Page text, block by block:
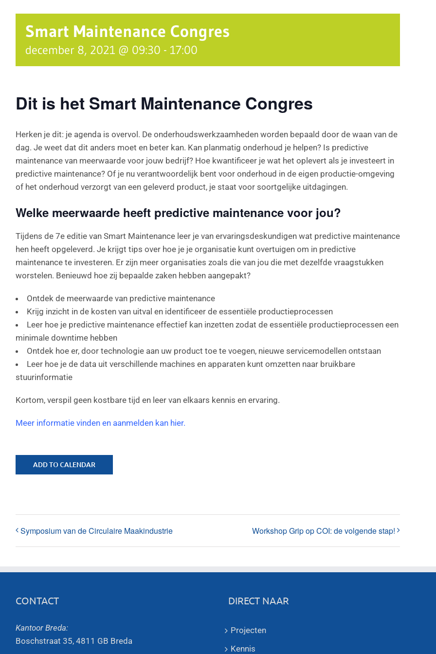
Smart Maintenance Congres
december 8, 2021 @ 09:30 - 17:00
Dit is het Smart Maintenance Congres
Herken je dit: je agenda is overvol. De onderhoudswerkzaamheden worden bepaald door de waan van de
dag. Je weet dat dit anders moet en beter kan. Kan planmatig onderhoud je helpen? Is predictive
maintenance van meerwaarde voor jouw bedrijf? Hoe kwantificeer je wat het oplevert als je investeert in
predictive maintenance? Of je nu verantwoordelijk bent voor onderhoud in de eigen productie-omgeving
of het onderhoud verzorgt van een geleverd product, je staat voor soortgelijke uitdagingen.
Welke meerwaarde heeft predictive maintenance voor jou?
Tijdens de 7e editie van Smart Maintenance leer je van ervaringsdeskundigen wat predictive maintenance
hen heeft opgeleverd. Je krijgt tips over hoe je je organisatie kunt overtuigen om in predictive
maintenance te investeren. Er zijn meer organisaties zoals die van jou die met dezelfde vraagstukken
worstelen. Benieuwd hoe zij bepaalde zaken hebben aangepakt?
Ontdek de meerwaarde van predictive maintenance
Krijg inzicht in de kosten van uitval en identificeer de essentiële productieprocessen
Leer hoe je predictive maintenance effectief kan inzetten zodat de essentiële productieprocessen een
minimale downtime hebben
Ontdek hoe er, door technologie aan uw product toe te voegen, nieuwe servicemodellen ontstaan
Leer hoe je de data uit verschillende machines en apparaten kunt omzetten naar bruikbare
stuurinformatie
Kortom, verspil geen kostbare tijd en leer van elkaars kennis en ervaring.
Meer informatie vinden en aanmelden kan hier.
ADD TO CALENDAR
Symposium van de Circulaire Maakindustrie Workshop Grip op COI: de volgende stap!
CONTACT
Kantoor Breda:
Boschstraat 35, 4811 GB Breda
DIRECT NAAR
Projecten
Kennis